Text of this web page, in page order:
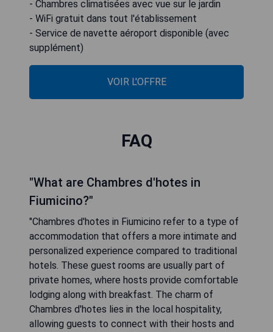
- Chambres climatisées avec vue sur le jardin
- WiFi gratuit dans tout l'établissement
- Service de navette aéroport disponible (avec
supplément)
VOIR L'OFFRE
FAQ
"What are Chambres d'hotes in
Fiumicino?"
"Chambres d'hotes in Fiumicino refer to a type of
accommodation that offers a more intimate and
personalized experience compared to traditional
hotels. These guest rooms are usually part of
private homes, where hosts provide comfortable
lodging along with breakfast. The charm of
Chambres d'hotes lies in the local hospitality,
allowing guests to connect with their hosts and